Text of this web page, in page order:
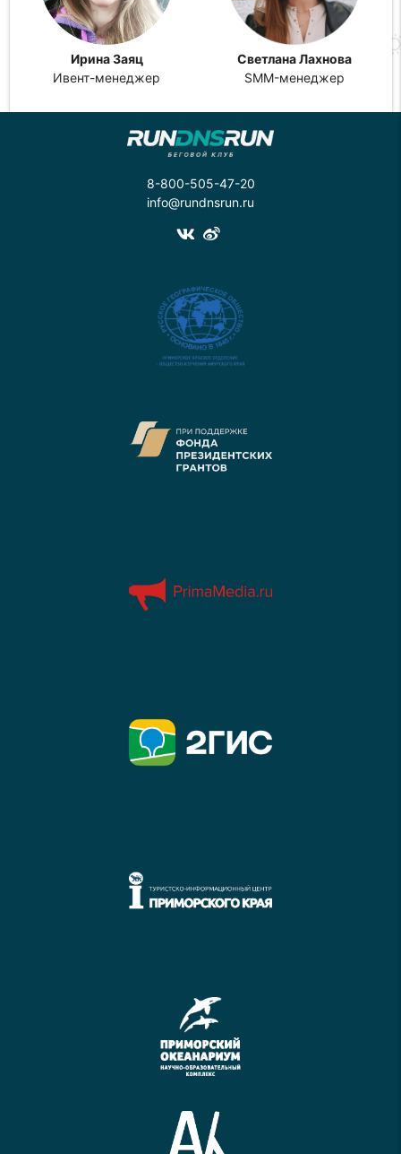
Ирина Заяц
Ивент-менеджер
Светлана Лахнова
SMM-менеджер
8-800-505-47-20
info@rundnsrun.ru